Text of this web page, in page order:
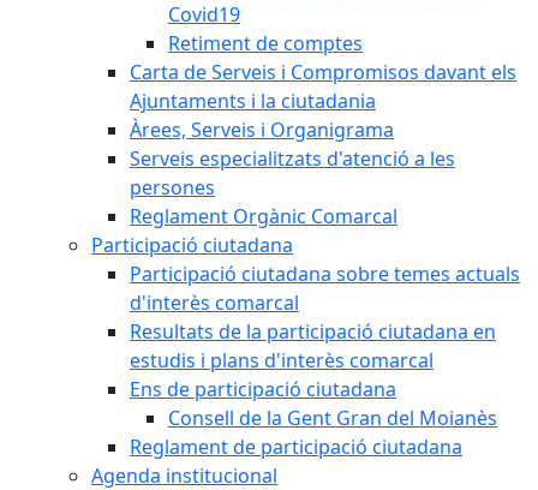
Covid19
Retiment de comptes
Carta de Serveis i Compromisos davant els
Ajuntaments i la ciutadania
Àrees, Serveis i Organigrama
Serveis especialitzats d'atenció a les
persones
Reglament Orgànic Comarcal
Participació ciutadana
Participació ciutadana sobre temes actuals
d'interès comarcal
Resultats de la participació ciutadana en
estudis i plans d'interès comarcal
Ens de participació ciutadana
Consell de la Gent Gran del Moianès
Reglament de participació ciutadana
Agenda institucional